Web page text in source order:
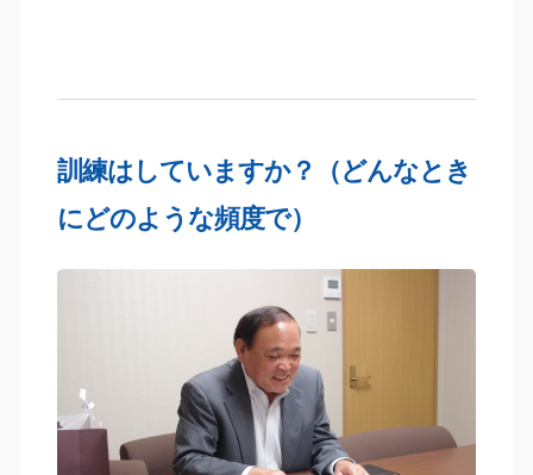
訓練はしていますか？（どんなとき
にどのような頻度で）